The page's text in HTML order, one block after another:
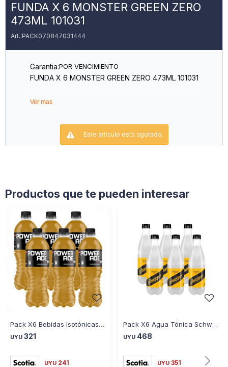
FUNDA X 6 MONSTER GREEN ZERO
473ML 101031
PACK070847031444
Garantia:POR VENCIMIENTO
FUNDA X 6 MONSTER GREEN ZERO 473ML 101031
Ver mas
Este artículo está agotado.
Productos que te pueden interesar
Pack X6 Bebidas Isotónicas Powerade Manzana 600ML
UYU 321
UYU 241
Pack X6 Agua Tónica Schweppes sin Azúcar 500ML
UYU 468
UYU 351